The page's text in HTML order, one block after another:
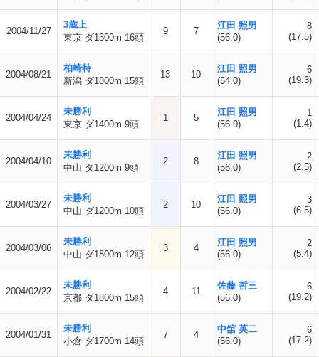
2004/11/27
3歳上
東京 ダ1300m 16頭
9 7
江田 照男
(56.0)
8
(17.5)
2004/08/21
柏崎特
新潟 ダ1800m 15頭
13 10
江田 照男
(54.0)
6
(19.3)
2004/04/24
未勝利
東京 ダ1400m 9頭
1 5
江田 照男
(56.0)
1
(1.4)
2004/04/10
未勝利
中山 ダ1200m 9頭
2 8
江田 照男
(56.0)
2
(2.5)
2004/03/27
未勝利
中山 ダ1200m 10頭
2 10
江田 照男
(56.0)
3
(6.5)
2004/03/06
未勝利
中山 ダ1800m 12頭
3 4
江田 照男
(56.0)
2
(5.4)
2004/02/22
未勝利
京都 ダ1800m 15頭
4 11
佐藤 哲三
(56.0)
6
(19.2)
2004/01/31
未勝利
小倉 ダ1700m 14頭
7 4
中舘 英二
(56.0)
6
(17.2)